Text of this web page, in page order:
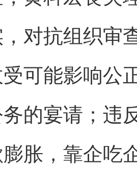
对抗组织审
可能影响公
的宴请；违
胀，靠企吃